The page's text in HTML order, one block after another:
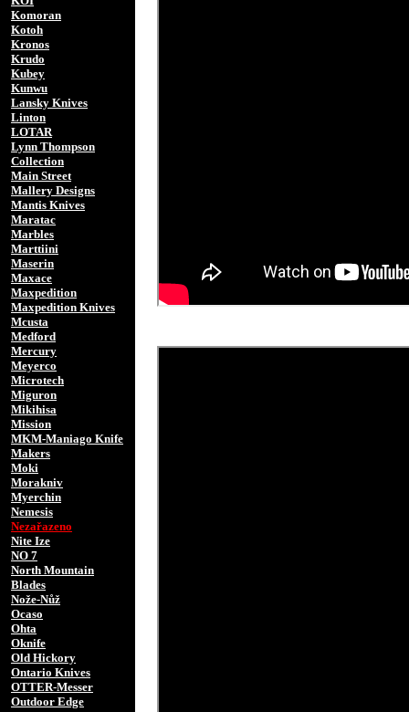
Komoran
Kotoh
Kronos
Krudo
Kubey
Kunwu
Lansky Knives
Linton
LOTAR
Lynn Thompson
Collection
Main Street
Mallery Designs
Mantis Knives
Maratac
Marbles
Marttiini
Maserin
Maxace
Maxpedition
Maxpedition Knives
Mcusta
Medford
Mercury
Meyerco
Microtech
Miguron
Mikihisa
Mission
MKM-Maniago Knife
Makers
Moki
Morakniv
Myerchin
Nemesis
Nezařazeno
Nite Ize
NO 7
North Mountain
Blades
Nože-Nůž
Ocaso
Ohta
Oknife
Old Hickory
Ontario Knives
OTTER-Messer
Outdoor Edge